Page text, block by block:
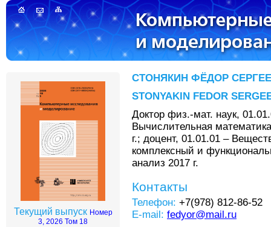
Текущий выпуск Номер
3, 2026 Том 18
СТОНЯКИН ФЁДОР
STONYAKIN FEDOR
Доктор физ.-мат. наук,
Вычислительная
г.; доцент, 01.01.01 –
комплексный и
анализ 2017 г.
Контакты
Телефон: +7(978) 812-86-52
E-mail: fedyor@mail.ru